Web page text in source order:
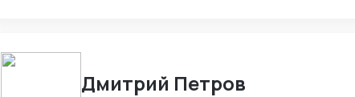
Дмитрий Петров